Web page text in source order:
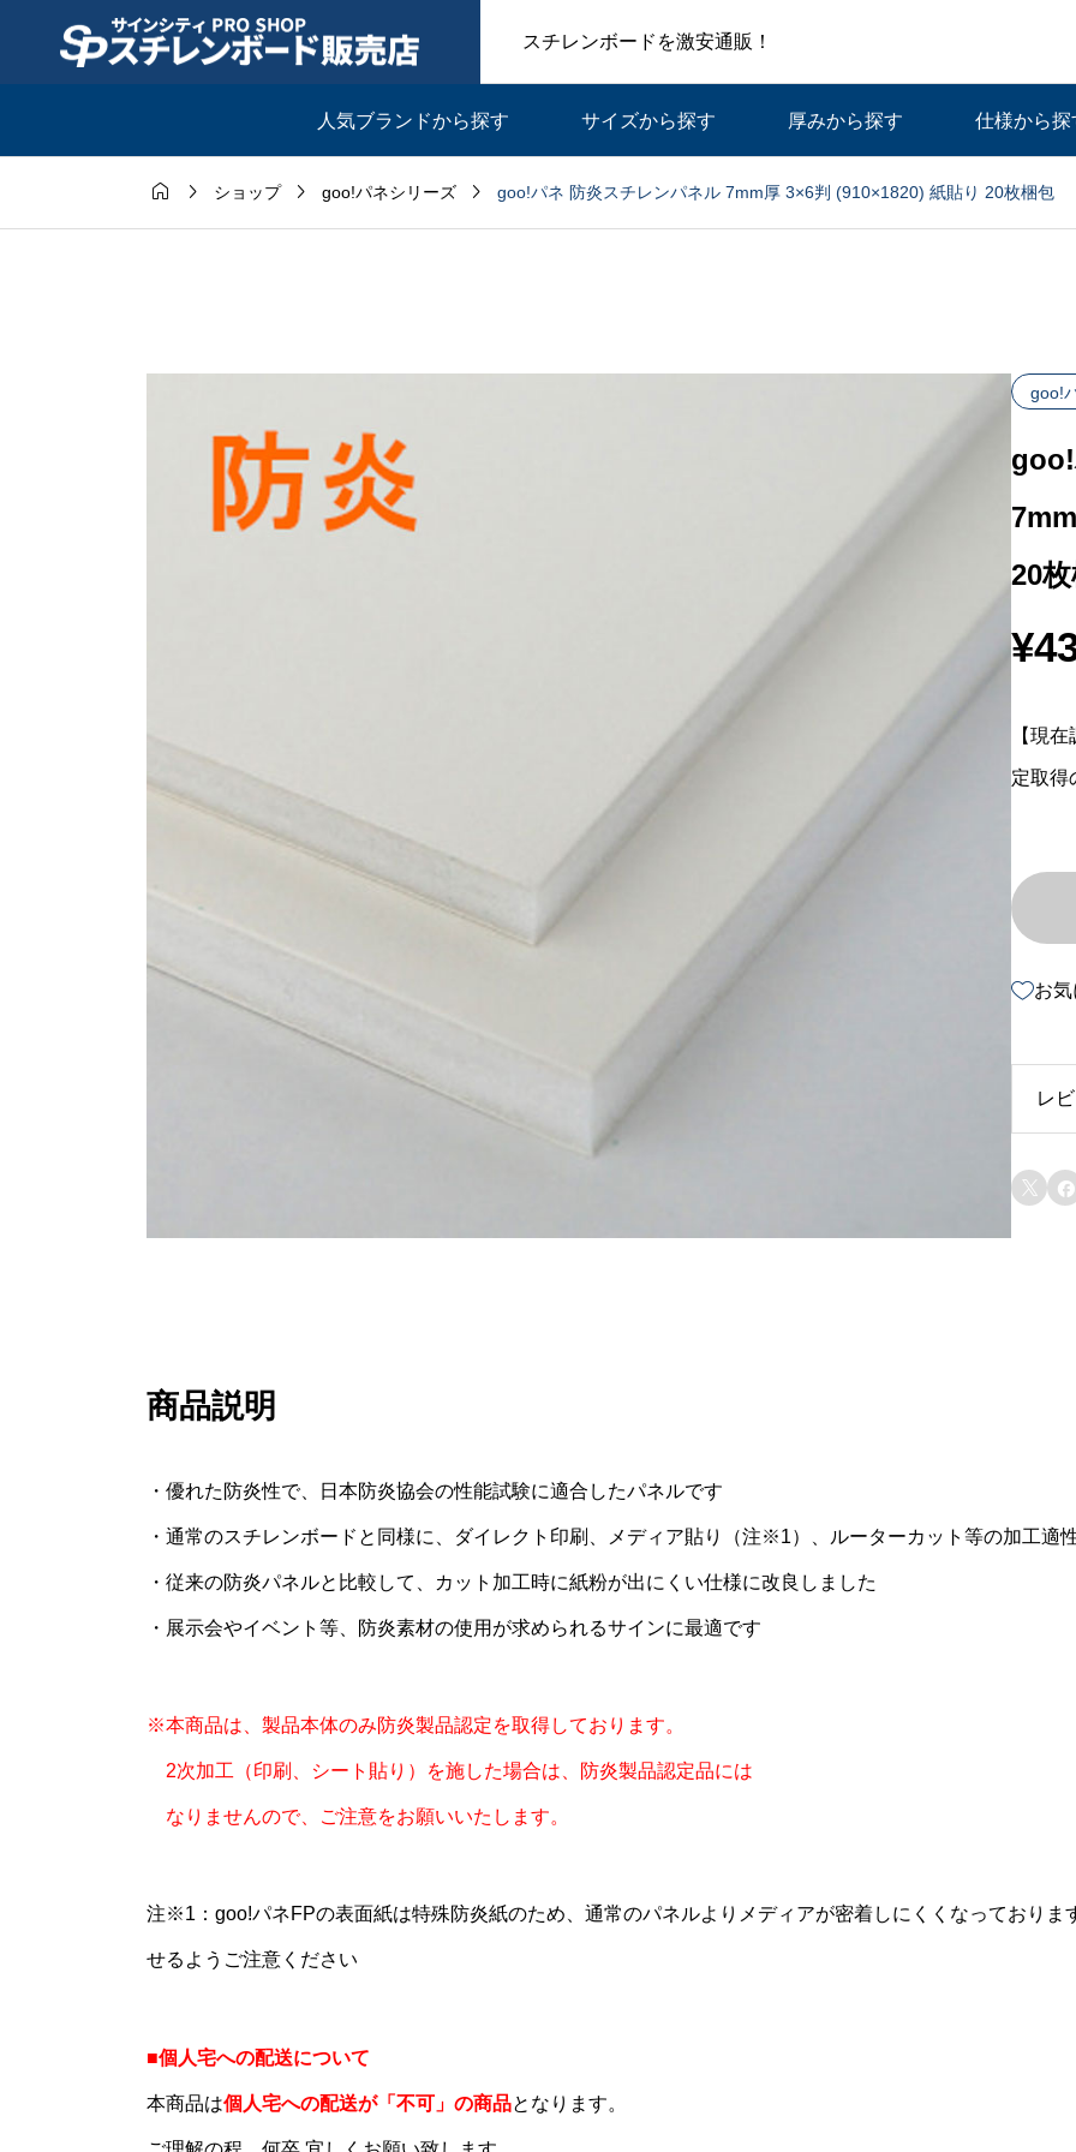
スチレンボードを激安通販！
人気ブランドから探す サイズから探す 厚みから探す 仕様から探
  ショップ  goo!パネシリーズ  goo!パネ 防炎スチレンパネル 7mm厚 3×6判 (910×1820) 紙貼り 20枚梱包
goo!
20
¥
【現
定取
お
レ
 
商品説明
・優れた防炎性で、日本防炎協会の性能試験に適合したパネルです
・通常のスチレンボードと同様に、ダイレクト印刷、メディア貼り（注※1）、ルーターカット等の加工適
・従来の防炎パネルと比較して、カット加工時に紙粉が出にくい仕様に改良しました
・展示会やイベント等、防炎素材の使用が求められるサインに最適です
※本商品は、製品本体のみ防炎製品認定を取得しております。
2次加工（印刷、シート貼り）を施した場合は、防炎製品認定品には
なりませんので、ご注意をお願いいたします。
注※1：goo!パネFPの表面紙は特殊防炎紙のため、通常のパネルよりメディアが密着しにくくなっておりま
せるようご注意ください
■個人宅への配送について
本商品は個人宅への配送が「不可」の商品となります。